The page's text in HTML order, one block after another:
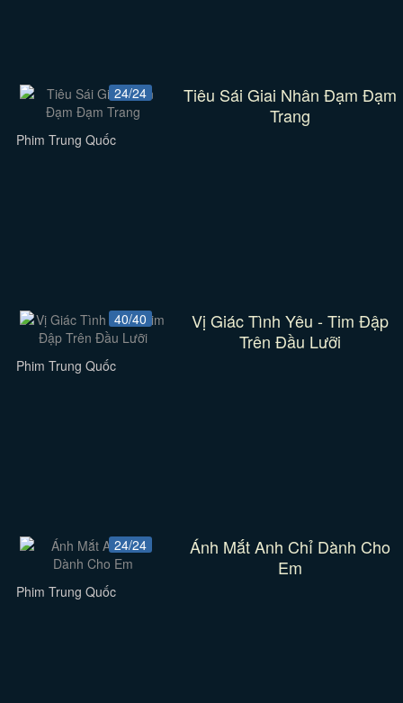
24/24
Tiêu Sái Giai Nhân Đạm Đạm
Trang
Phim Trung Quốc
40/40
Vị Giác Tình Yêu - Tim Đập
Trên Đầu Lưỡi
Phim Trung Quốc
24/24
Ánh Mắt Anh Chỉ Dành Cho
Em
Phim Trung Quốc